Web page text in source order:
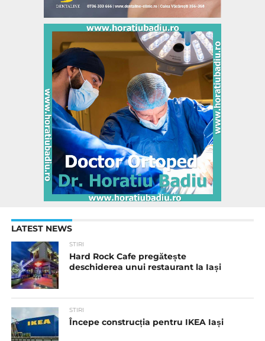
LATEST NEWS
STIRI
Hard Rock Cafe pregătește
deschiderea unui restaurant la Iași
STIRI
Începe construcția pentru IKEA Iași